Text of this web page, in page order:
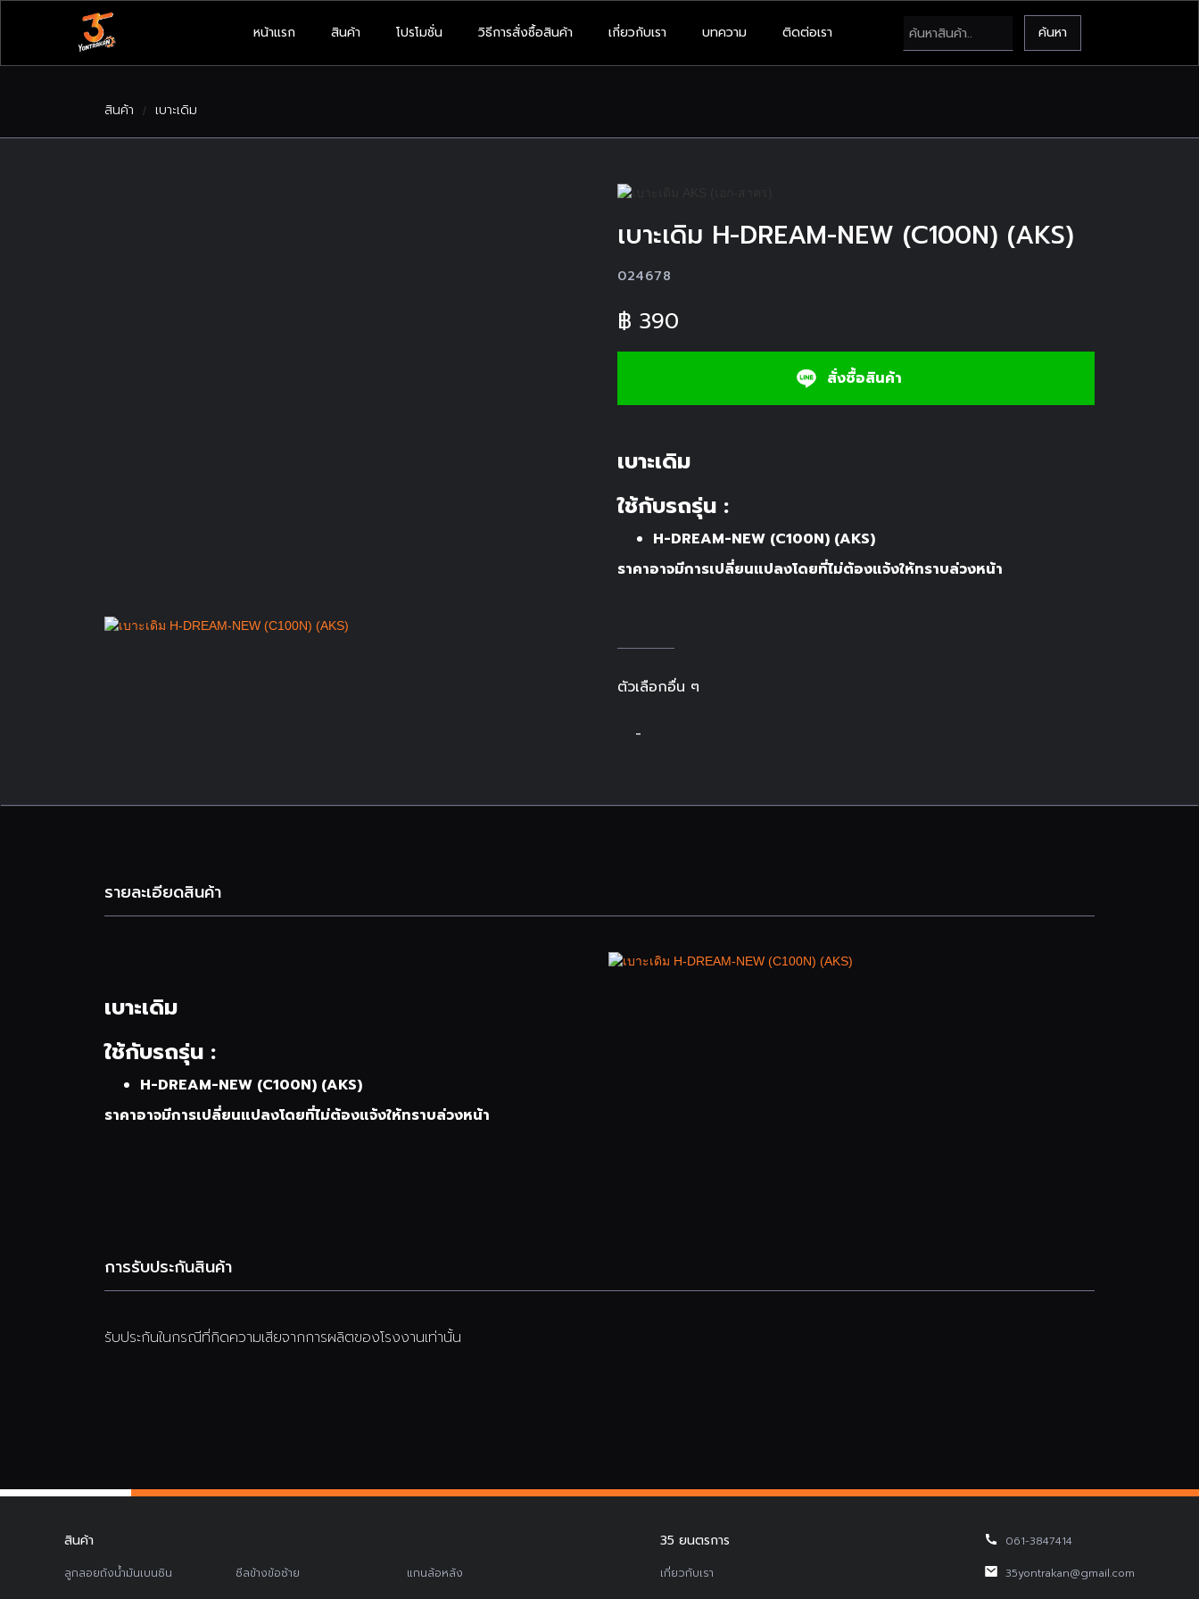
หน้าแรก สินค้า โปรโมชั่น วิธีการสั่งซื้อสินค้า เกี่ยวกับเรา บทความ ติดต่อเรา
สินค้า / เบาะเดิม
เบาะเดิม H-DREAM-NEW (C100N) (AKS)
024678
฿ 390
สั่งซื้อสินค้า
เบาะเดิม
ใช้กับรถรุ่น :
H-DREAM-NEW (C100N) (AKS)
ราคาอาจมีการเปลี่ยนแปลงโดยที่ไม่ต้องแจ้งให้ทราบล่วงหน้า
ตัวเลือกอื่น ๆ
-
รายละเอียดสินค้า
เบาะเดิม
ใช้กับรถรุ่น :
H-DREAM-NEW (C100N) (AKS)
ราคาอาจมีการเปลี่ยนแปลงโดยที่ไม่ต้องแจ้งให้ทราบล่วงหน้า
การรับประกันสินค้า
รับประกันในกรณีที่กิดความเสียจากการผลิตของโรงงานเท่านั้น
สินค้า
ลูกลอยถังน้ำมันเบนซิน
ซีลข้างข้อซ้าย
แกนล้อหลัง
35 ยนตรการ
เกี่ยวกับเรา
061-3847414
35yontrakan@gmail.com